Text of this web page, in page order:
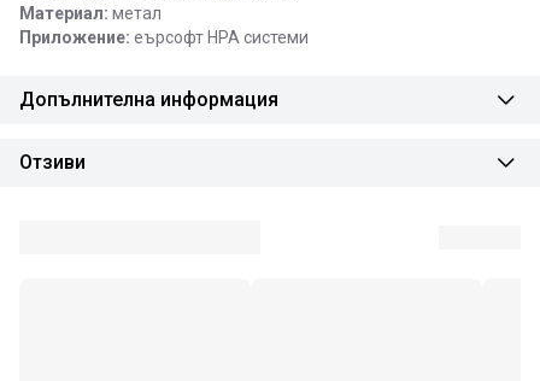
Материал: метал
Приложение: еърсофт HPA системи
Допълнителна информация
Отзиви